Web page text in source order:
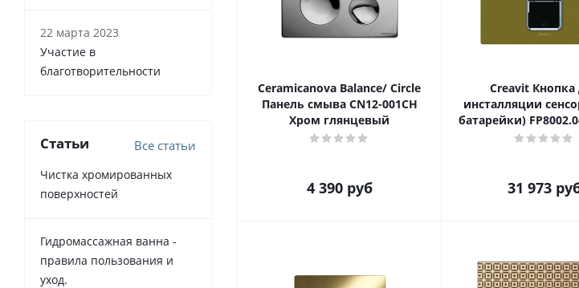
Ceramicanova Balance/ Circle
Панель смыва CN12-001CH
Хром глянцевый
4 390руб
Creavit Кнопка
инсталляции
батарейки)
31 973
22 марта 2023
Участие в
благотворительности
Статьи Все статьи
Чистка хромированных
поверхностей
Гидромассажная ванна -
правила пользования и
уход.